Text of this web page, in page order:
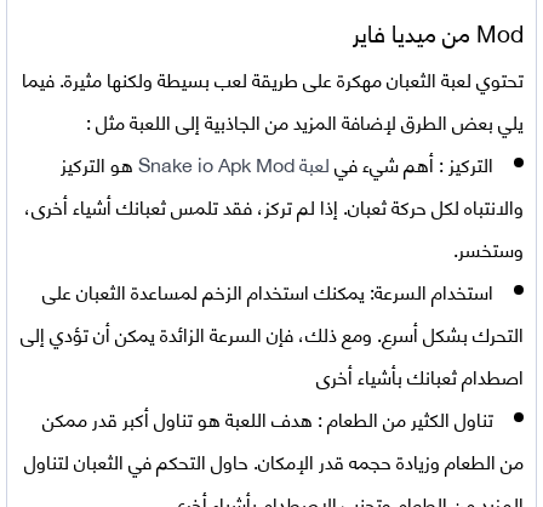
Mod من ميديا فاير
تحتويلعبة الثعبان مهكرةعلى طريقة لعب بسيطة ولكنها مثيرة. فيما
يلي بعض الطرق لإضافة المزيد من الجاذبية إلى اللعبة مثل :
التركيز :أهم شيء فيلعبة Snake io Apk Mod
هو التركيز
والانتباه لكل حركة ثعبان. إذا لم تركز، فقد تلمس ثعبانك أشياء أخرى،
وستخسر.
استخدام السرعة:يمكنك استخدام الزخم لمساعدة الثعبان على
التحرك بشكل أسرع. ومع ذلك، فإن السرعة الزائدة يمكن أن تؤدي إلى
اصطدام ثعبانك بأشياء أخرى
تناول الكثير من الطعام :هدف اللعبة هو تناول أكبر قدر ممكن
من الطعام وزيادة حجمه قدر الإمكان. حاول التحكم في الثعبان لتناول